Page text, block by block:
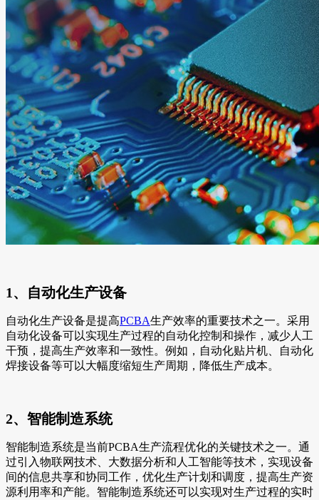
1、自动化生产设备
自动化生产设备是提高PCBA生产效率的重要技术之一。采用
自动化设备可以实现生产过程的自动化控制和操作，减少人工
干预，提高生产效率和一致性。例如，自动化贴片机、自动化
焊接设备等可以大幅度缩短生产周期，降低生产成本。
2、智能制造系统
智能制造系统是当前PCBA生产流程优化的关键技术之一。通
过引入物联网技术、大数据分析和人工智能等技术，实现设备
间的信息共享和协同工作，优化生产计划和调度，提高生产资
源利用率和产能。智能制造系统还可以实现对生产过程的实时